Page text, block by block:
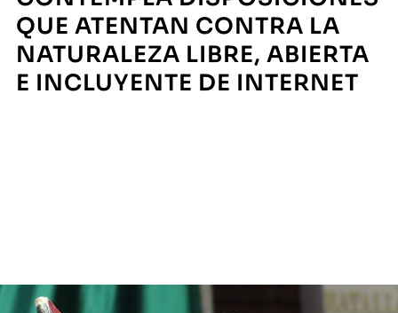
QUE ATENTAN CONTRA LA
NATURALEZA LIBRE, ABIERTA
E INCLUYENTE DE INTERNET